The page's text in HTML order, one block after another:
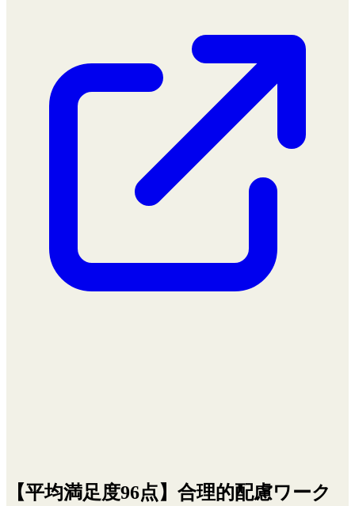
【平均満足度96点】合理的配慮ワーク